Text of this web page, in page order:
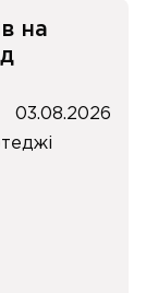
на
03.08.2026